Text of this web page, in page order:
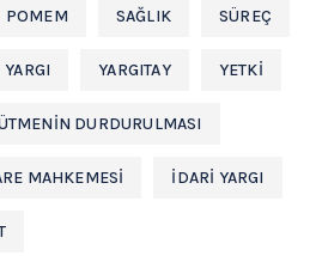
POMEM SAĞLIK SÜREÇ
YARGI YARGITAY YETKI
DURDURULMASI
MAHKEMESİ İDARİ YARGI